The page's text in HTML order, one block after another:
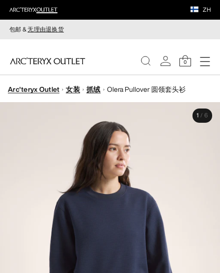
ZH
包邮 &无理由退换货
0
女装
Arc'teryx Outlet 女装 抓绒 Olera Pullover 圆领套头衫
1 / 6